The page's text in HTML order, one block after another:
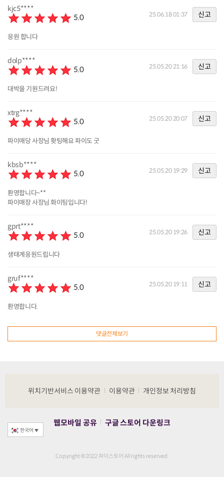
kjc5****
5.0
25.06.18 01:37 신고
응원 합니다
dolp****
5.0
25.05.20 21:16 신고
대박을 기원드려요!
xtrg****
5.0
25.05.20 20:07 신고
파이매당 사장님 홧팅해요 파이도 굿
kbsb****
5.0
25.05.20 19:29 신고
환영합니다~**
파이매장 사장님 화이팅입니다!
gprt****
5.0
25.05.20 19:26 신고
생태계응원드립니다
gruf****
5.0
25.05.20 19:11 신고
환영합니다.
댓글전체보기
위치기반서비스 이용약관 | 이용약관| 개인정보 처리방침
웹모바일 공유| 구글 스토어 다운링크
한국어 ▼
Copyright © 2022 파이스토어 All rights reserved.